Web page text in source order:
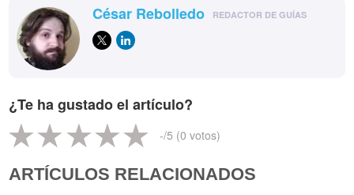
César Rebolledo REDACTOR DE GUÍAS
¿Te ha gustado el artículo?
-/5 (0 votos)
ARTÍCULOS RELACIONADOS